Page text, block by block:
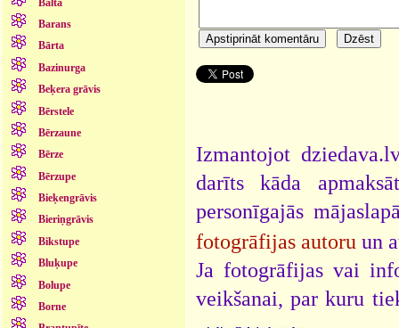
Barans
Bārta
Bazinurga
Beķera grāvis
Bērstele
Bērzaune
Bērze
Bērzupe
Bieķengrāvis
Bieriņgrāvis
Bikstupe
Bluķupe
Bolupe
Borne
Izmantojot
darīts kāda
personīgajās
fotogrāfijas autoru un
Ja fotogrāfijas vai
veikšanai, par kuru